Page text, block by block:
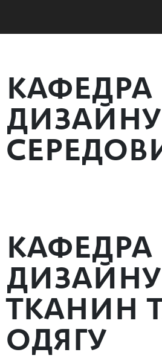
КАФЕДРА
ДИЗАЙНУ
КАФЕДРА
ДИЗАЙНУ
ТКАНИН
ОДЯГУ